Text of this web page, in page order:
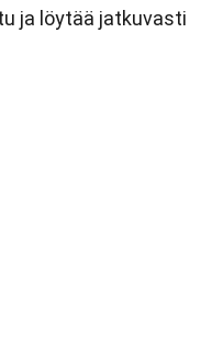
ja löytää jatkuvasti